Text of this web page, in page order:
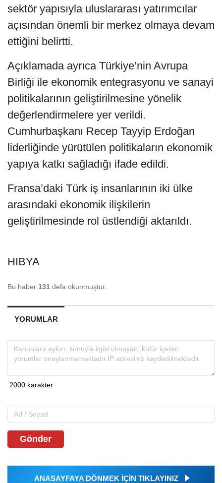
sektör yapısıyla uluslararası yatırımcılar
açısından önemli bir merkez olmaya devam
ettiğini belirtti.
Açıklamada ayrıca Türkiye’nin Avrupa
Birliği ile ekonomik entegrasyonu ve sanayi
politikalarının geliştirilmesine yönelik
değerlendirmelere yer verildi.
Cumhurbaşkanı Recep Tayyip Erdoğan
liderliğinde yürütülen politikaların ekonomik
yapıya katkı sağladığı ifade edildi.
Fransa’daki Türk iş insanlarının iki ülke
arasındaki ekonomik ilişkilerin
geliştirilmesinde rol üstlendiği aktarıldı.
HIBYA
Bu haber 131 defa okunmuştur.
YORUMLAR
Gönder
ANASAYFAYA DÖNMEK İÇİN TIKLAYINIZ